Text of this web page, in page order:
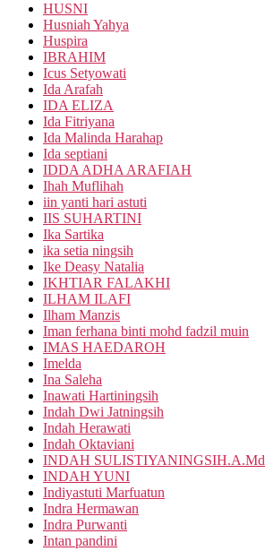
HUSNI
Husniah Yahya
Huspira
IBRAHIM
Icus Setyowati
Ida Arafah
IDA ELIZA
Ida Fitriyana
Ida Malinda Harahap
Ida septiani
IDDA ADHA ARAFIAH
Ihah Muflihah
iin yanti hari astuti
IIS SUHARTINI
Ika Sartika
ika setia ningsih
Ike Deasy Natalia
IKHTIAR FALAKHI
ILHAM ILAFI
Ilham Manzis
Iman ferhana binti mohd fadzil muin
IMAS HAEDAROH
Imelda
Ina Saleha
Inawati Hartiningsih
Indah Dwi Jatningsih
Indah Herawati
Indah Oktaviani
INDAH SULISTIYANINGSIH.A.Md
INDAH YUNI
Indiyastuti Marfuatun
Indra Hermawan
Indra Purwanti
Intan pandini